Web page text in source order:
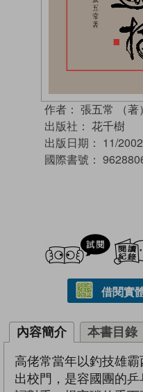
作者： 張五常 （著）
出版社： 花千樹
出版日期： 11/2002
國際書號：
試閲
借閱實
內容簡介 本書目錄
高佬常當年以釣技雄
出校門，是容國團的